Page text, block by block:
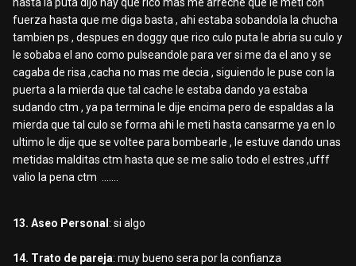
hasta la puta dijo hay que rico mas me arreche que le meti con
fuerza hasta que me diga basta , ahi estaba sobandola la chucha
tambien ps , despues en doggy que rico culo puta le abria su culo y
le sobaba el ano como pulseandole para ver si me da el ano y se
cagaba de risa ,cacha no mas me decia , siguiendo le puse con la
puerta a la mierda que tal cache le estaba dando ya estaba
sudando ctm , ya pa termina le dije encima pero de espaldas a la
mierda que tal culo se forma ahi le meti hasta cansarme ya en lo
ultimo le dije que se voltee para bombearle , le estuve dando unas
metidas malditas ctm hasta que se me salio todo el estres ,ufff
valio la pena ctm .......
13. Aseo Personal : si algo
14. Trato de pareja: muy bueno sera por la confianza